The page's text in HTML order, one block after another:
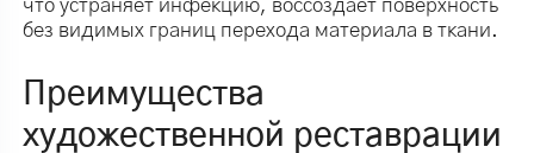
что устраняет инфекцию, воссоздает поверхность
без видимых границ перехода материала в ткани.
Преимущества
художественной реставрации